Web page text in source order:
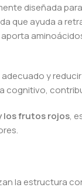
diseñada
que ayuda a
aporta
y
los frutos rojos,
la estructura